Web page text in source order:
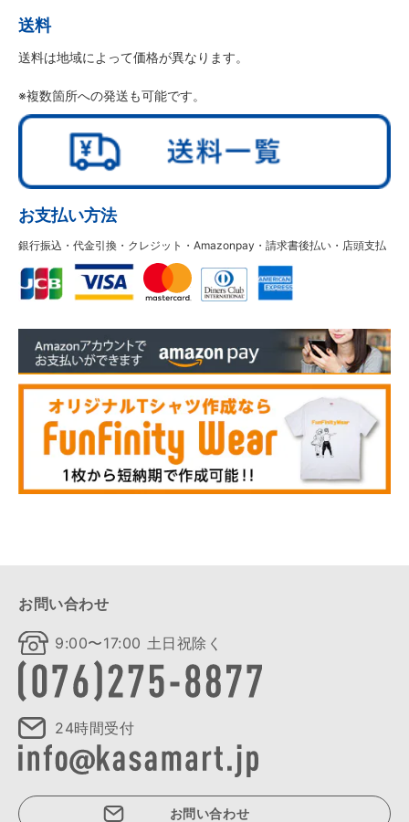
送料
送料は地域によって価格が異なります。
※複数箇所への発送も可能です。
お支払い方法
銀行振込・代金引換・クレジット・Amazonpay・請求書後払い・店頭支払
お問い合わせ
9:00〜17:00 土日祝除く
24時間受付
お問い合わせ